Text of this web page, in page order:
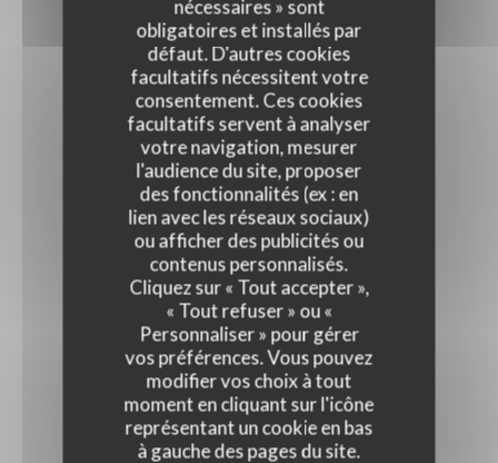
nécessaires » sont
obligatoires et installés par
défaut. D'autres cookies
facultatifs nécessitent votre
consentement. Ces cookies
facultatifs servent à analyser
votre navigation, mesurer
l'audience du site, proposer
des fonctionnalités (ex : en
lien avec les réseaux sociaux)
ou afficher des publicités ou
contenus personnalisés.
Cliquez sur « Tout accepter »,
« Tout refuser » ou «
Personnaliser » pour gérer
vos préférences. Vous pouvez
modifier vos choix à tout
moment en cliquant sur l'icône
représentant un cookie en bas
à gauche des pages du site.